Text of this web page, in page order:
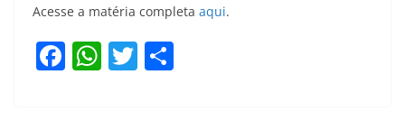
Acesse a matéria completa aqui.
F W T